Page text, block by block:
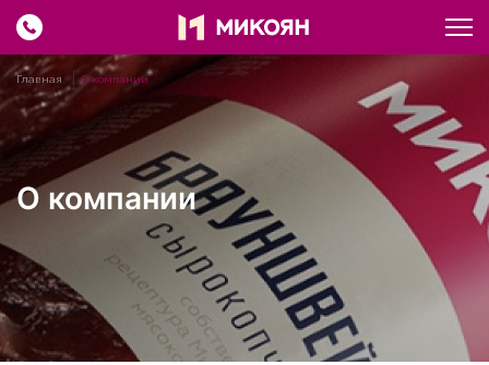
Главная О компании
О компании